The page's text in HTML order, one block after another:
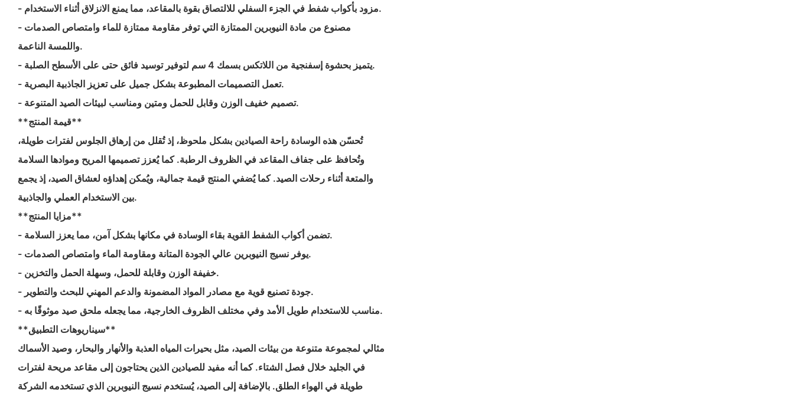
- مزود بأكواب شفط في الجزء السفلي للالتصاق بقوة بالمقاعد، مما يمنع الانزلاق أثناء الاستخدام.
- مصنوع من مادة النيوبرين الممتازة التي توفر مقاومة ممتازة للماء وامتصاص الصدمات
واللمسة الناعمة.
- يتميز بحشوة إسفنجية من اللاتكس بسمك 4 سم لتوفير توسيد فائق حتى على الأسطح الصلبة.
- تعمل التصميمات المطبوعة بشكل جميل على تعزيز الجاذبية البصرية.
- تصميم خفيف الوزن وقابل للحمل ومتين ومناسب لبيئات الصيد المتنوعة.
**قيمة المنتج**
تُحسّن هذه الوسادة راحة الصيادين بشكل ملحوظ، إذ تُقلل من إرهاق الجلوس لفترات طويلة،
وتُحافظ على جفاف المقاعد في الظروف الرطبة. كما يُعزز تصميمها المريح وموادها السلامة
والمتعة أثناء رحلات الصيد. كما يُضفي المنتج قيمة جمالية، ويُمكن إهداؤه لعشاق الصيد، إذ يجمع
بين الاستخدام العملي والجاذبية.
**مزايا المنتج**
- تضمن أكواب الشفط القوية بقاء الوسادة في مكانها بشكل آمن، مما يعزز السلامة.
- يوفر نسيج النيوبرين عالي الجودة المتانة ومقاومة الماء وامتصاص الصدمات.
- خفيفة الوزن وقابلة للحمل، وسهلة الحمل والتخزين.
- جودة تصنيع قوية مع مصادر المواد المضمونة والدعم المهني للبحث والتطوير.
- مناسب للاستخدام طويل الأمد وفي مختلف الظروف الخارجية، مما يجعله ملحق صيد موثوقًا به.
**سيناريوهات التطبيق**
مثالي لمجموعة متنوعة من بيئات الصيد، مثل بحيرات المياه العذبة والأنهار والبحار، وصيد الأسماك
في الجليد خلال فصل الشتاء. كما أنه مفيد للصيادين الذين يحتاجون إلى مقاعد مريحة لفترات
طويلة في الهواء الطلق. بالإضافة إلى الصيد، يُستخدم نسيج النيوبرين الذي تستخدمه الشركة